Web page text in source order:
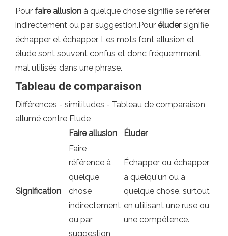
Pour faire allusion à quelque chose signifie se référer
indirectement ou par suggestion.Pour éludersignifie
échapper et échapper. Les mots font allusion et
élude sont souvent confus et donc fréquemment
mal utilisés dans une phrase.
Tableau de comparaison
Différences - similitudes - Tableau de comparaison
allumé contre Elude
Faire allusion
Éluder
Signification
Faire
référence à
quelque
chose
indirectement
ou par
suggestion
Échapper ou échapper
à quelqu'un ou à
quelque chose, surtout
en utilisant une ruse ou
une compétence.